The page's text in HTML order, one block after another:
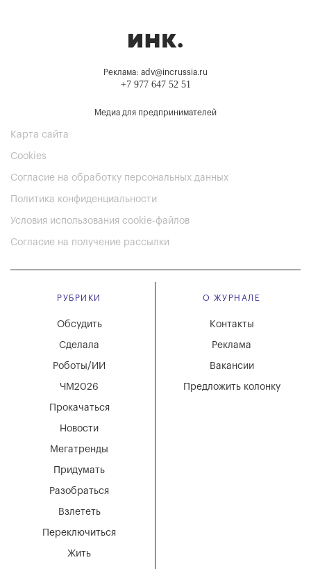
Реклама: adv@incrussia.ru
+7 977 647 52 51
Медиа для предпринимателей
Карта сайта
Cookies
Согласие на обработку персональных данных
Политика конфиденциальности
Условия использования cookie-файлов
Согласие на получение рассылки
РУБРИКИ
Мегатренды
Придумать
Разобраться
Взлететь
Новости
Переключиться
Жить
Обсудить
Сделала
Роботы/ИИ
ЧМ2026
Прокачаться
О ЖУРНАЛЕ
Вакансии
Реклама
Контакты
Предложить колонку